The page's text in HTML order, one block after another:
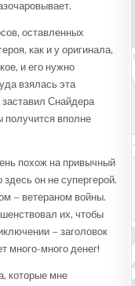
оставленных
как и у оригинала,
и его нужно
взялась эта
Снайдера
получится вполне
похож на привычный
он не супергерой.
– ветераном войны.
их, чтобы
– заголовок
много-много денег!
которые мне